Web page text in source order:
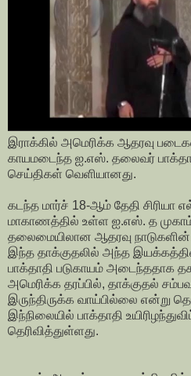
இராக்கில் அமெரிக்க ஆதரவு
காயமடைந்த ஐ.எஸ். தலைவர்
செய்திகள் வெளியானது.
கடந்த மார்ச் 18-ஆம் தேதி சிரியா
மாகாணத்தில் உள்ள ஐ.எஸ். த
தலைமையிலான ஆதரவு
இந்த தாக்குதலில் அந்த
பாக்தாதி படுகாயம் அடைந்ததாக
அமெரிக்க தரப்பில், தாக்குதல்
இருந்திருக்க வாய்பில்லை என்று
இந்நிலையில் பாக்தாதி
தெரிவித்துள்ளது.